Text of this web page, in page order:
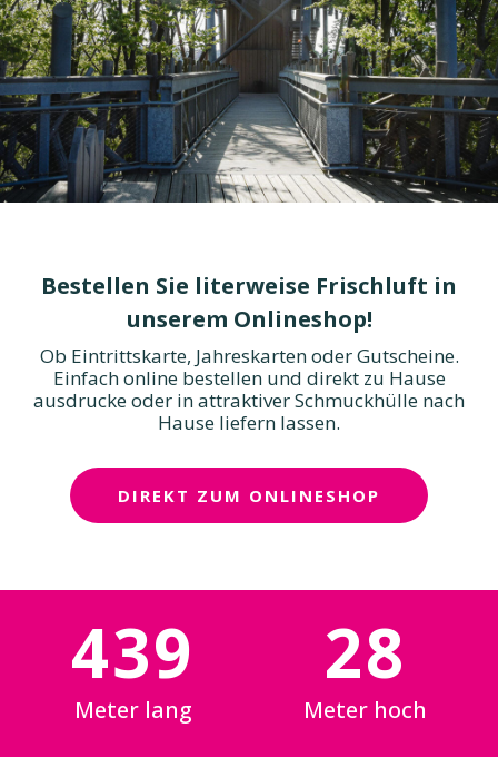
Bestellen Sie literweise Frischluft in
unserem Onlineshop!
Ob Eintrittskarte, Jahreskarten oder Gutscheine.
Einfach online bestellen und direkt zu Hause
ausdrucke oder in attraktiver Schmuckhülle nach
Hause liefern lassen.
DIREKT ZUM ONLINESHOP
439
Meter lang
28
Meter hoch